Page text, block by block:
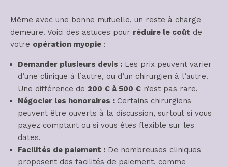
Même avec une bonne mutuelle, un reste à charge
demeure. Voici des astuces pour réduire le coût de
votre opération myopie :
Demander plusieurs devis : Les prix peuvent varier
d’une clinique à l’autre, ou d’un chirurgien à l’autre.
Une différence de 200 € à 500 € n’est pas rare.
Négocier les honoraires : Certains chirurgiens
peuvent être ouverts à la discussion, surtout si vous
payez comptant ou si vous êtes flexible sur les
dates.
Facilités de paiement : De nombreuses cliniques
proposent des facilités de paiement, comme